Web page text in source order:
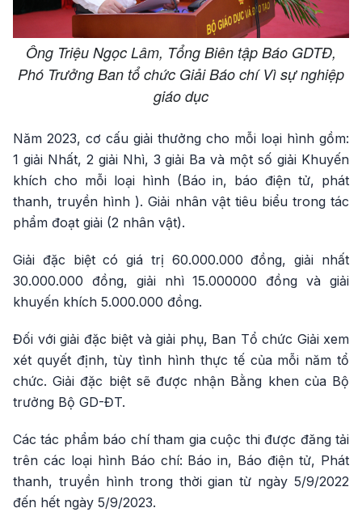
Ông Triệu Ngọc Lâm, Tổng Biên tập Báo GDTĐ,
Phó Trưởng Ban tổ chức Giải Báo chí Vì sự nghiệp
giáo dục
Năm 2023, cơ cấu giải thưởng cho mỗi loại hình gồm:
1 giải Nhất, 2 giải Nhì, 3 giải Ba và một số giải Khuyến
khích cho mỗi loại hình (Báo in, báo điện tử, phát
thanh, truyền hình ). Giải nhân vật tiêu biểu trong tác
phẩm đoạt giải (2 nhân vật).
Giải đặc biệt có giá trị 60.000.000 đồng, giải nhất
30.000.000 đồng, giải nhì 15.000000 đồng và giải
khuyến khích 5.000.000 đồng.
Đối với giải đặc biệt và giải phụ, Ban Tổ chức Giải xem
xét quyết định, tùy tình hình thực tế của mỗi năm tổ
chức. Giải đặc biệt sẽ được nhận Bằng khen của Bộ
trưởng Bộ GD-ĐT.
Các tác phẩm báo chí tham gia cuộc thi được đăng tải
trên các loại hình Báo chí: Báo in, Báo điện tử, Phát
thanh, truyền hình trong thời gian từ ngày 5/9/2022
đến hết ngày 5/9/2023.